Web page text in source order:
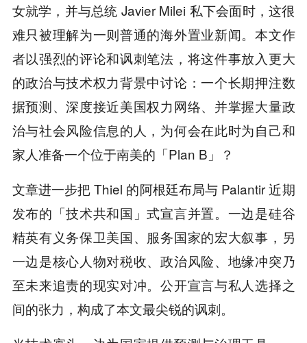
女就学，并与总统 Javier Milei 私下会面时，这很
难只被理解为一则普通的海外置业新闻。本文作
者以强烈的评论和讽刺笔法，将这件事放入更大
的政治与技术权力背景中讨论：一个长期押注数
据预测、深度接近美国权力网络、并掌握大量政
治与社会风险信息的人，为何会在此时为自己和
家人准备一个位于南美的「Plan B」？
文章进一步把 Thiel 的阿根廷布局与 Palantir 近期
发布的「技术共和国」式宣言并置。一边是硅谷
精英有义务保卫美国、服务国家的宏大叙事，另
一边是核心人物对税收、政治风险、地缘冲突乃
至未来追责的现实对冲。公开宣言与私人选择之
间的张力，构成了本文最尖锐的讽刺。